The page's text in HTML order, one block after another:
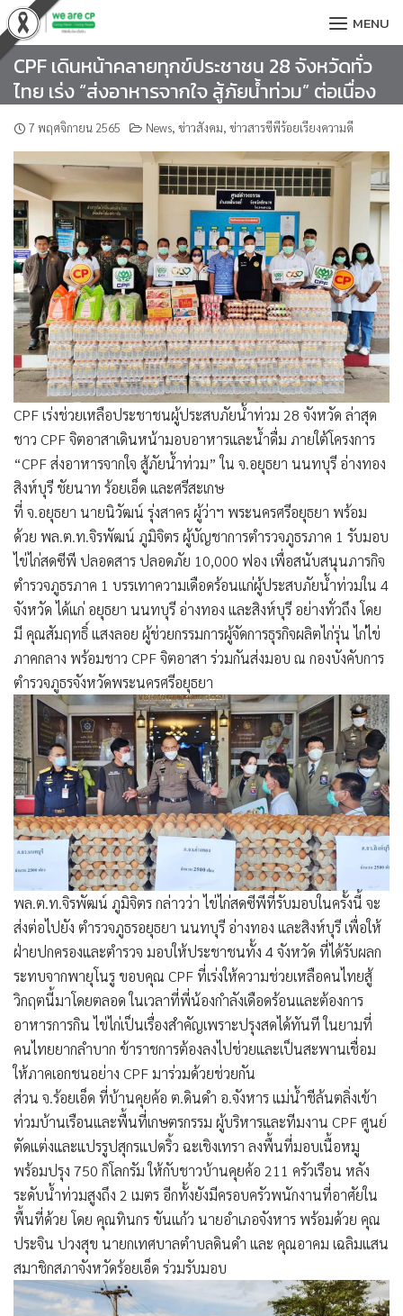
Skip
to
content
MENU
CPF เดินหน้าคลายทุกข์ประชาชน 28 จังหวัดทั่ว
ไทย เร่ง “ส่งอาหารจากใจ สู้ภัยน้ำท่วม” ต่อเนื่อง
7 พฤศจิกายน 2565 News, ข่าวสังคม, ข่าวสารซีพีร้อยเรียงความดี
CPF เร่งช่วยเหลือประชาชนผู้ประสบภัยน้ำท่วม 28 จังหวัด ล่าสุด
ชาว CPF จิตอาสาเดินหน้ามอบอาหารและน้ำดื่ม ภายใต้โครงการ
“CPF ส่งอาหารจากใจ สู้ภัยน้ำท่วม” ใน จ.อยุธยา นนทบุรี อ่างทอง
สิงห์บุรี ชัยนาท ร้อยเอ็ด และศรีสะเกษ
ที่ จ.อยุธยา นายนิวัฒน์ รุ่งสาคร ผู้ว่าฯ พระนครศรีอยุธยา พร้อม
ด้วย พล.ต.ท.จิรพัฒน์ ภูมิจิตร ผู้บัญชาการตำรวจภูธรภาค 1 รับมอบ
ไข่ไก่สดซีพี ปลอดสาร ปลอดภัย 10,000 ฟอง เพื่อสนับสนุนภารกิจ
ตำรวจภูธรภาค 1 บรรเทาความเดือดร้อนแก่ผู้ประสบภัยน้ำท่วมใน 4
จังหวัด ได้แก่ อยุธยา นนทบุรี อ่างทอง และสิงห์บุรี อย่างทั่วถึง โดย
มี คุณสัมฤทธิ์ แสงลอย ผู้ช่วยกรรมการผู้จัดการธุรกิจผลิตไก่รุ่น ไก่ไข่
ภาคกลาง พร้อมชาว CPF จิตอาสา ร่วมกันส่งมอบ ณ กองบังคับการ
ตำรวจภูธรจังหวัดพระนครศรีอยุธยา
พล.ต.ท.จิรพัฒน์ ภูมิจิตร กล่าวว่า ไข่ไก่สดซีพีที่รับมอบในครั้งนี้ จะ
ส่งต่อไปยัง ตำรวจภูธรอยุธยา นนทบุรี อ่างทอง และสิงห์บุรี เพื่อให้
ฝ่ายปกครองและตำรวจ มอบให้ประชาชนทั้ง 4 จังหวัด ที่ได้รับผลก
ระทบจากพายุโนรู ขอบคุณ CPF ที่เร่งให้ความช่วยเหลือคนไทยสู้
วิกฤตนี้มาโดยตลอด ในเวลาที่พี่น้องกำลังเดือดร้อนและต้องการ
อาหารการกิน ไข่ไก่เป็นเรื่องสำคัญเพราะปรุงสดได้ทันที ในยามที่
คนไทยยากลำบาก ข้าราชการต้องลงไปช่วยและเป็นสะพานเชื่อม
ให้ภาคเอกชนอย่าง CPF มาร่วมด้วยช่วยกัน
ส่วน จ.ร้อยเอ็ด ที่บ้านคุยค้อ ต.ดินดำ อ.จังหาร แม่น้ำชีล้นตลิ่งเข้า
ท่วมบ้านเรือนและพื้นที่เกษตรกรรม ผู้บริหารและทีมงาน CPF ศูนย์
ตัดแต่งและแปรรูปสุกรแปดริ้ว ฉะเชิงเทรา ลงพื้นที่มอบเนื้อหมู
พร้อมปรุง 750 กิโลกรัม ให้กับชาวบ้านคุยค้อ 211 ครัวเรือน หลัง
ระดับน้ำท่วมสูงถึง 2 เมตร อีกทั้งยังมีครอบครัวพนักงานที่อาศัยใน
พื้นที่ด้วย โดย คุณทินกร ขันแก้ว นายอำเภอจังหาร พร้อมด้วย คุณ
ประจิน ปวงสุข นายกเทศบาลตำบลดินดำ และ คุณอาคม เฉลิมแสน
สมาชิกสภาจังหวัดร้อยเอ็ด ร่วมรับมอบ